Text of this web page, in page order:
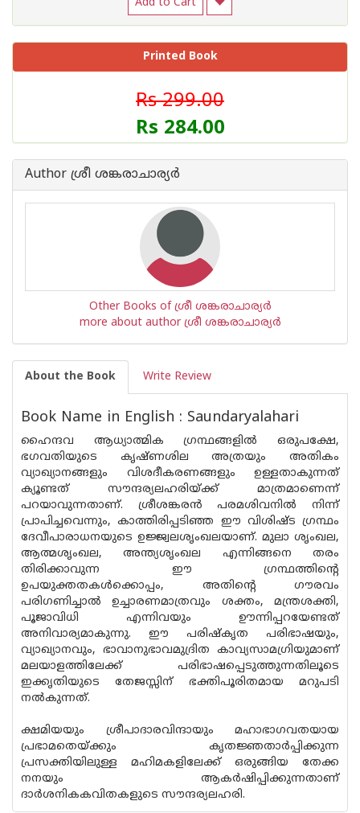
Printed Book
Rs 299.00
Rs 284.00
Author ശ്രീ ശങ്കരാചാര്യർ
Other Books of ശ്രീ ശങ്കരാചാര്യർ
more about author ശ്രീ ശങ്കരാചാര്യർ
About the Book Write Review
Book Name in English : Saundaryalahari
ഹൈന്ദവ ആധ്യാത്മിക ഗ്രന്ഥങ്ങളിൽ ഒരുപക്ഷേ,
ഭഗവതിയുടെ കൃഷ്ണശില അത്രയും അതികം
വ്യാഖ്യാനങ്ങളും വിശദീകരണങ്ങളും ഉള്ളതാകുന്നത്
ക്യൂണ്ടത് സൗന്ദര്യലഹരിയ്ക്ക് മാത്രമാണെന്ന്
പറയാവുന്നതാണ്. ശ്രീശങ്കരൻ പരമശിവനിൽ നിന്ന്
പ്രാപിച്ചവെന്നും, കാത്തിരിപ്പടിഞ്ഞ ഈ വിശിഷ്ട ഗ്രന്ഥം
ദേവീപാരാധനയുടെ ഉജ്ജ്വലശൃംഖലയാണ്. മുലാ ശൃംഖല,
ആത്മശൃംഖല, അന്ത്യശൃംഖല എന്നിങ്ങനെ തരം
തിരിക്കാവുന്ന ഈ ഗ്രന്ഥത്തിന്റെ
ഉപയുക്തതകൾക്കൊപ്പം, അതിന്റെ ഗൗരവം
പരിഗണിച്ചാൽ ഉച്ചാരണമാത്രവും ശക്തം, മന്ത്രശക്തി,
പൂജാവിധി എന്നിവയും ഊന്നിപ്പറയേണ്ടത്
അനിവാര്യമാകുന്നു. ഈ പരിഷ്കൃത പരിഭാഷയും,
വ്യാഖ്യാനവും, ഭാവാനുഭാവമുദ്രിത കാവ്യസാമഗ്രിയുമാണ്
മലയാളത്തിലേക്ക് പരിഭാഷപ്പെടുത്തുന്നതിലൂടെ
ഇക്കൃതിയുടെ തേജസ്സിന് ഭക്തിപൂരിതമായ മറുപടി
നൽകുന്നത്.
ക്ഷമിയയും ശ്രീപാദാരവിന്ദായും മഹാഭാഗവതയായ
പ്രഭാമതെയ്ക്കും കൃതജ്ഞതാർപ്പിക്കുന്ന
പ്രസക്തിയിലുള്ള മഹിമകളിലേക്ക് ഒരുങ്ങിയ തേക്ക
നനയും ആകർഷിപ്പിക്കുന്നതാണ്
ദാർശനികകവിതകളുടെ സൗന്ദര്യലഹരി.